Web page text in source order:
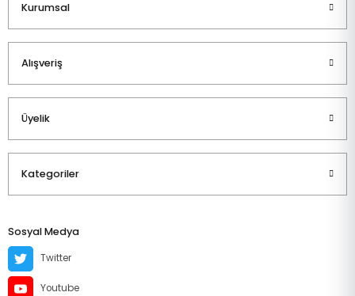
Kurumsal
Alışveriş
Üyelik
Kategoriler
Sosyal Medya
Twitter
Youtube